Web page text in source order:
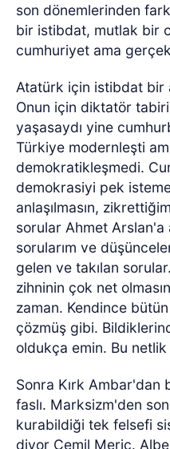
son dönemlerinden
bir istibdat, mutlak bir
cumhuriyet ama
Atatürk için istibdat bir
Onun için diktatör tabiri
yaşasaydı yine
Türkiye modernleşti
demokratikleşmedi.
demokrasiyi pek
anlaşılmasın,
sorular Ahmet
sorularım ve
gelen ve takılan
zihninin çok net
zaman. Kendince
çözmüş gibi.
oldukça emin. Bu
Sonra Kırk Ambar'dan
faslı. Marksizm'den
kurabildiği tek felsefi
diyor Cemil Meriç.